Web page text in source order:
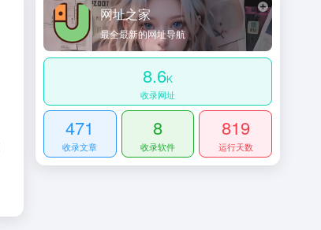
网址之家
最全最新的网址导航
8.6K
收录网址
471
收录文章
8
收录软件
819
运行天数